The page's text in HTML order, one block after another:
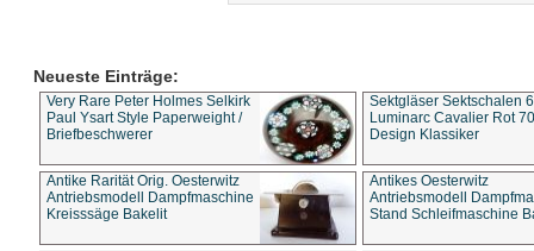
Neueste Einträge:
Very Rare Peter Holmes Selkirk
Paul Ysart Style Paperweight /
Briefbeschwerer
Sektgläser Sektschalen
Luminarc Cavalier Rot
Design Klassiker
Antike Rarität Orig. Oesterwitz
Antriebsmodell Dampfmaschine
Kreisssäge Bakelit
Antikes Oesterwitz
Antriebsmodell
Stand Schleifmaschine